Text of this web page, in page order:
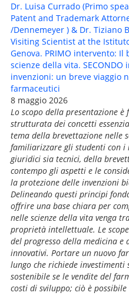
Dr. Luisa Currado (Primo
Patent and Trademark
/Dennemeyer ) & Dr. Tiziano
Visiting Scientist at the
Genova. PRIMO intervento:
scienze della vita.
invenzioni: un breve viaggio
farmaceutici
8 maggio 2026
Lo scopo della presentazione
strutturata dei concetti
tema della brevettazione nelle
familiarizzare gli studenti con
giuridici sia tecnici, della
contempo gli aspetti e le
la protezione delle invenzioni
Delineando questi principi
offrire una base chiara per
nelle scienze della vita venga
proprietà intellettuale. Le
del progresso della medicina e
innovativi. Portare un nuovo
lungo che richiede investimenti
sostenibile se le vendite del
costi di sviluppo; ciò è